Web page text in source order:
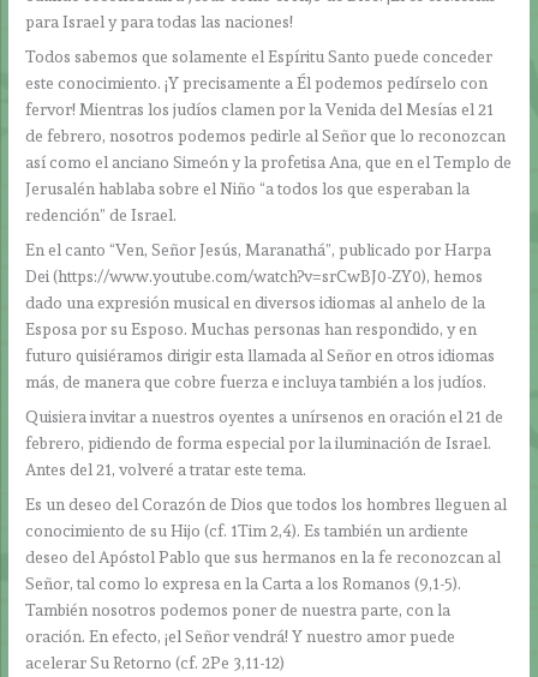
para Israel y para todas las naciones!
Todos sabemos que solamente el Espíritu Santo puede conceder
este conocimiento. ¡Y precisamente a Él podemos pedírselo con
fervor! Mientras los judíos clamen por la Venida del Mesías el 21
de febrero, nosotros podemos pedirle al Señor que lo reconozcan
así como el anciano Simeón y la profetisa Ana, que en el Templo de
Jerusalén hablaba sobre el Niño “a todos los que esperaban la
redención” de Israel.
En el canto “Ven, Señor Jesús, Maranathá”, publicado por Harpa
Dei (https://www.youtube.com/watch?v=srCwBJ0-ZY0), hemos
dado una expresión musical en diversos idiomas al anhelo de la
Esposa por su Esposo. Muchas personas han respondido, y en
futuro quisiéramos dirigir esta llamada al Señor en otros idiomas
más, de manera que cobre fuerza e incluya también a los judíos.
Quisiera invitar a nuestros oyentes a unírsenos en oración el 21 de
febrero, pidiendo de forma especial por la iluminación de Israel.
Antes del 21, volveré a tratar este tema.
Es un deseo del Corazón de Dios que todos los hombres lleguen al
conocimiento de su Hijo (cf. 1Tim 2,4). Es también un ardiente
deseo del Apóstol Pablo que sus hermanos en la fe reconozcan al
Señor, tal como lo expresa en la Carta a los Romanos (9,1-5).
También nosotros podemos poner de nuestra parte, con la
oración. En efecto, ¡el Señor vendrá! Y nuestro amor puede
acelerar Su Retorno (cf. 2Pe 3,11-12)